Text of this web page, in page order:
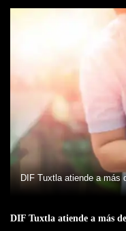
DIF Tuxtla atiende a más
DIF Tuxtla atiende a más